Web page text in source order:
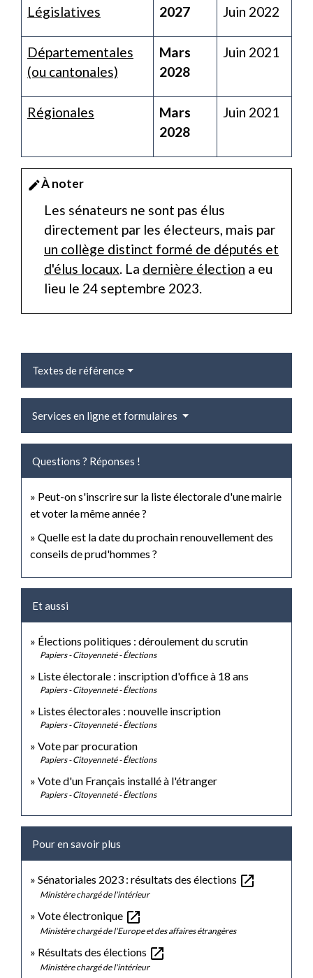
Législatives 2027 Juin 2022
Départementales
(ou cantonales)
Mars
2028
Juin 2021
Régionales
Mars
2028
Juin 2021
editÀ noter
Les sénateurs ne sont pas élus
directement par les électeurs, mais par
un collège distinct formé de députés et
d'élus locaux. La dernière élection a eu
lieu le 24 septembre 2023.
Textes de référence
Services en ligne et formulaires
Questions ? Réponses !
Peut-on s'inscrire sur la liste électorale d'une mairie
et voter la même année ?
Quelle est la date du prochain renouvellement des
conseils de prud'hommes ?
Et aussi
Élections politiques : déroulement du scrutin
Papiers - Citoyenneté - Élections
Liste électorale : inscription d'office à 18 ans
Papiers - Citoyenneté - Élections
Listes électorales : nouvelle inscription
Papiers - Citoyenneté - Élections
Vote par procuration
Papiers - Citoyenneté - Élections
Vote d'un Français installé à l'étranger
Papiers - Citoyenneté - Élections
Pour en savoir plus
Sénatoriales 2023 : résultats des élections open_in_new
Ministère chargé de l'intérieur
Vote électronique open_in_new
Ministère chargé de l'Europe et des affaires étrangères
Résultats des élections open_in_new
Ministère chargé de l'intérieur